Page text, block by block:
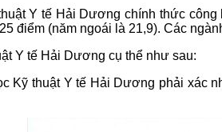
Y tế Hải Dương chính thức
điểm (năm ngoái là 21,9). Các
Y tế Hải Dương cụ thể như sau:
Kỹ thuật Y tế Hải Dương phải xác